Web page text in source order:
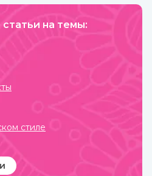
достались яркие брови, но
средства можно не только
на темы:
стиле